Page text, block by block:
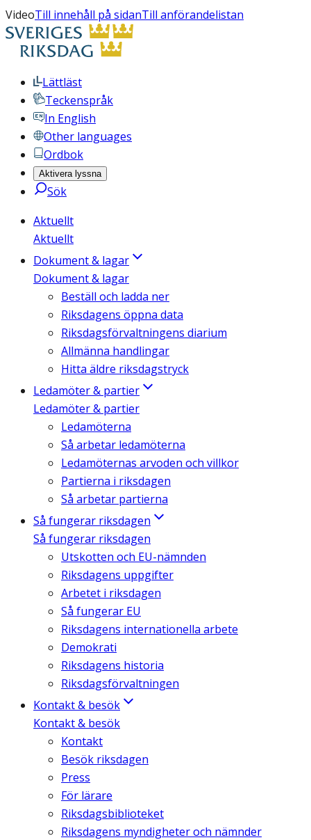
VideoTill innehåll på sidanTill anförandelistan
Lättläst
Teckenspråk
In English
Other languages
Ordbok
Aktivera lyssna
Sök
Aktuellt
Aktuellt
Dokument & lagar
Dokument & lagar
Beställ och ladda ner
Riksdagens öppna data
Riksdagsförvaltningens diarium
Allmänna handlingar
Hitta äldre riksdagstryck
Ledamöter & partier
Ledamöter & partier
Ledamöterna
Så arbetar ledamöterna
Ledamöternas arvoden och villkor
Partierna i riksdagen
Så arbetar partierna
Så fungerar riksdagen
Så fungerar riksdagen
Utskotten och EU-nämnden
Riksdagens uppgifter
Arbetet i riksdagen
Så fungerar EU
Riksdagens internationella arbete
Demokrati
Riksdagens historia
Riksdagsförvaltningen
Kontakt & besök
Kontakt & besök
Kontakt
Besök riksdagen
Press
För lärare
Riksdagsbiblioteket
Riksdagens myndigheter och nämnder